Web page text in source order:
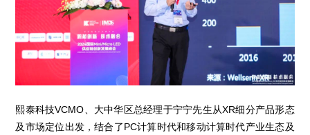
熙泰科技VCMO、大中华区总经理于宁宁先生从XR细分产品形态
及市场定位出发，结合了PC计算时代和移动计算时代产业生态及